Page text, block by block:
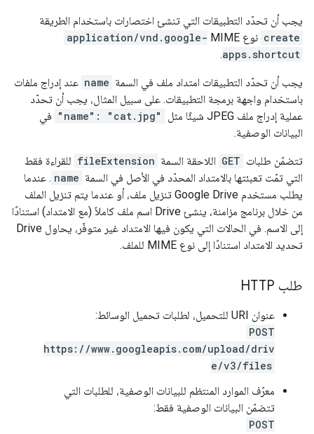
يجب أن تحدّد التطبيقات التي تنشئ اختصارات باستخدام الطريقة
create نوع MIME
application/vnd.google-
apps.shortcut
.
يجب أن تحدّد التطبيقات امتداد ملف في السمة name عند إدراج ملفات
باستخدام واجهة برمجة التطبيقات. على سبيل المثال، يجب أن تحدّد
عملية إدراج ملف JPEG شيئًا مثل
"name": "cat.jpg" في
البيانات الوصفية.
تتضمّن طلبات GET اللاحقة السمة fileExtension للقراءة فقط
التي تمّت تعبئتها بالامتداد المحدّد في الأصل في السمة name . عندما
يطلب مستخدم Google Drive تنزيل ملف، أو عندما يتم تنزيل الملف
من خلال برنامج مزامنة، ينشئ Drive اسم ملف كاملاً (مع الامتداد) استنادًا
إلى الاسم. في الحالات التي يكون فيها الامتداد غير متوفّر، يحاول Drive
تحديد الامتداد استنادًا إلى نوع MIME للملف.
طلب HTTP
عنوان URI للتحميل، لطلبات تحميل الوسائط:
POST
https://www.googleapis.com/upload/driv
e/v3/files
معرّف الموارد المنتظم للبيانات الوصفية، للطلبات التي
تتضمّن البيانات الوصفية فقط:
POST